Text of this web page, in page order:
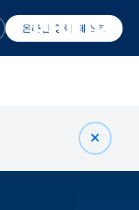
온라인 청력 테스트